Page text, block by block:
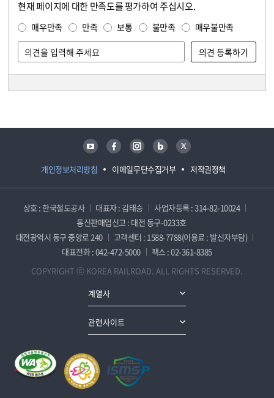
현재 페이지에 대한 만족도를 평가하여 주십시오.
매우만족 만족 보통 불만족 매우불만족
개인정보처리방침 이메일무단수집거부 저작권정책
유튜브 페이스북 인스타그램 블로그 트위터
상호 : 한국철도공사 대표자 : 김태승
사업자등록 : 314-82-10024
통신판매업신고 : 대전 동구-0233호
대전광역시 동구 중앙로 240
고객센터 : 1588-7788(이용료 : 발신자부담)
대표전화 : 042-472-5000
팩스 : 02-361-8385
COPYRIGHT ⓒ KOREA RAILROAD. ALL RIGHTS RESERVED.
계열사
관련사이트